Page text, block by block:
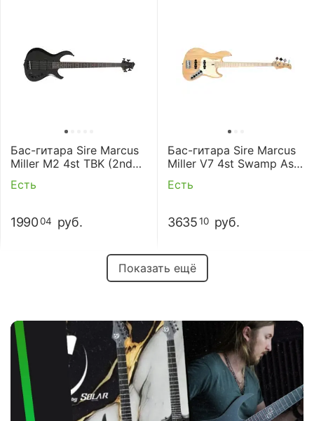
Бас-гитара Sire Marcus
Miller M2 4st TBK (2nd
Gen) (с чехлом)
Есть
199004 руб.
Бас-гитара Sire Marcus
Miller V7 4st Swamp Ash
NT (2nd Gen) (с чехлом)
Есть
3635 10 руб.
Показать ещё